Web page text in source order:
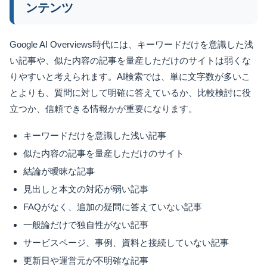
ンテンツ
Google AI Overviews時代には、キーワードだけを意識した浅
い記事や、似た内容の記事を量産しただけのサイトは弱くな
りやすいと考えられます。AI検索では、単に文字数が多いこ
とよりも、質問に対して明確に答えているか、比較検討に役
立つか、信頼できる情報かが重要になります。
キーワードだけを意識した浅い記事
似た内容の記事を量産しただけのサイト
結論が曖昧な記事
見出しと本文の対応が弱い記事
FAQがなく、追加の疑問に答えていない記事
一般論だけで独自性がない記事
サービスページ、事例、資料と接続していない記事
更新日や運営元が不明確な記事